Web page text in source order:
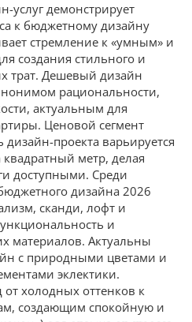
услуг демонстрирует
к бюджетному дизайну
стремление к «умным» и
создания стильного и
трат. Дешевый дизайн
рациональности,
актуальным для
Ценовой сегмент
дизайн-проекта варьируется
метр, делая
доступными. Среди
дизайна 2026
сканди, лофт и
и
материалов. Актуальны
с природными цветами и
эклектики.
холодных оттенков к
создающим спокойную и